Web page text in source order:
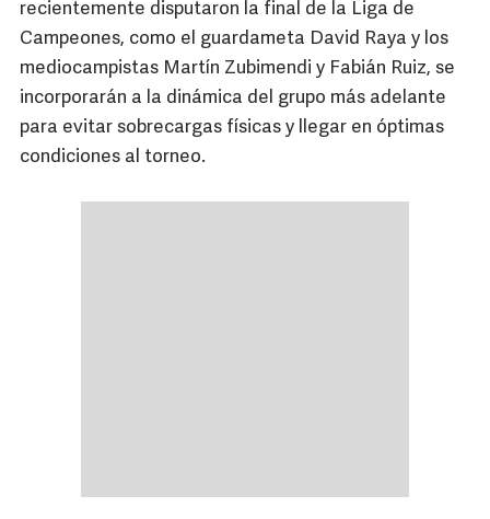
recientemente disputaron la final de la Liga de
Campeones, como el guardameta David Raya y los
mediocampistas Martín Zubimendi y Fabián Ruiz, se
incorporarán a la dinámica del grupo más adelante
para evitar sobrecargas físicas y llegar en óptimas
condiciones al torneo.